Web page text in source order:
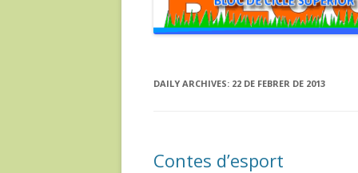
DAILY ARCHIVES: 22 DE FEBRER DE 2013
Contes d’esport